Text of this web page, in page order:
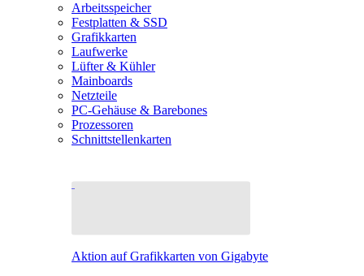
Arbeitsspeicher
Festplatten & SSD
Grafikkarten
Laufwerke
Lüfter & Kühler
Mainboards
Netzteile
PC-Gehäuse & Barebones
Prozessoren
Schnittstellenkarten
Aktion auf Grafikkarten von Gigabyte